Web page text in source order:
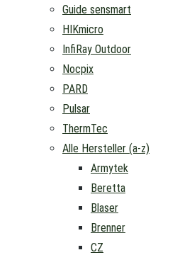
Guide sensmart
HIKmicro
InfiRay Outdoor
Nocpix
PARD
Pulsar
ThermTec
Alle Hersteller (a-z)
Armytek
Beretta
Blaser
Brenner
CZ